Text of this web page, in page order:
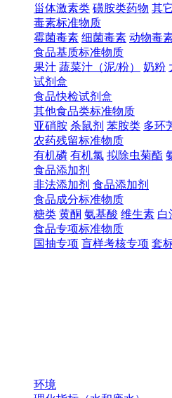
甾体激素类 磺胺类药物 其
毒素标准物质
霉菌毒素 细菌毒素 动物毒
食品基质标准物质
果汁 蔬菜汁（泥/粉） 奶粉
试剂盒
食品快检试剂盒
其他食品类标准物质
亚硝胺 杀鼠剂 苯胺类 多环
农药残留标准物质
有机磷 有机氯 拟除虫菊酯
食品添加剂
非法添加剂 食品添加剂
食品成分标准物质
糖类 黄酮 氨基酸 维生素 白
食品专项标准物质
国抽专项 盲样考核专项 套
环境